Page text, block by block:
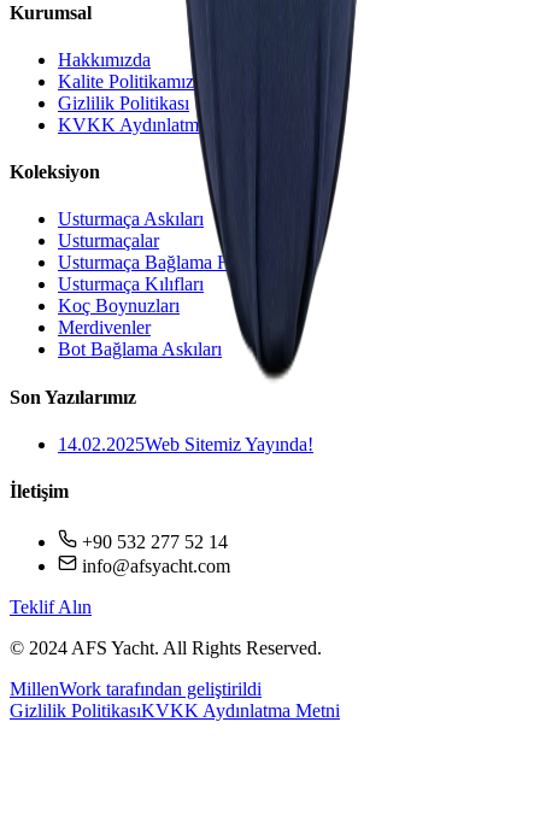
Kurumsal
Hakkımızda
Kalite Politikamız
Gizlilik Politikası
KVKK Aydınlatma Metni
Koleksiyon
Usturmaça Askıları
Usturmaçalar
Usturmaça Bağlama Halatı
Usturmaça Kılıfları
Koç Boynuzları
Merdivenler
Bot Bağlama Askıları
Son Yazılarımız
14.02.2025Web Sitemiz Yayında!
İletişim
+90 532 277 52 14
info@afsyacht.com
Teklif Alın
© 2024 AFS Yacht. All Rights Reserved.
MillenWork tarafından geliştirildi
Gizlilik PolitikasıKVKK Aydınlatma Metni